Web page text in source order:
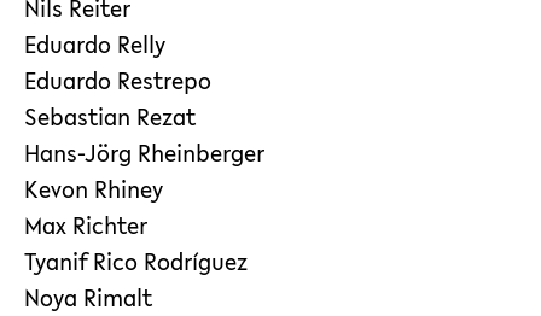
Nils Reiter
Eduardo Relly
Eduardo Restrepo
Sebastian Rezat
Hans-Jörg Rheinberger
Kevon Rhiney
Max Richter
Tyanif Rico Rodríguez
Noya Rimalt